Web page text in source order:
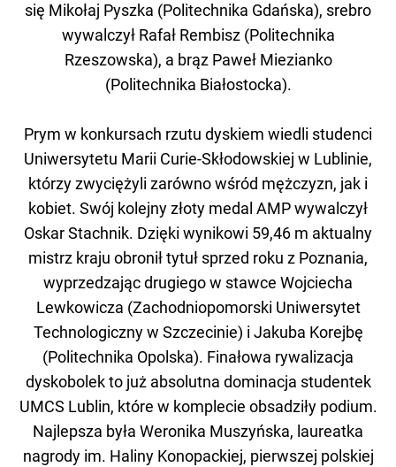
się Mikołaj Pyszka (Politechnika Gdańska), srebro
wywalczył Rafał Rembisz (Politechnika
Rzeszowska), a brąz Paweł Miezianko
(Politechnika Białostocka).
Prym w konkursach rzutu dyskiem wiedli studenci
Uniwersytetu Marii Curie-Skłodowskiej w Lublinie,
którzy zwyciężyli zarówno wśród mężczyzn, jak i
kobiet. Swój kolejny złoty medal AMP wywalczył
Oskar Stachnik. Dzięki wynikowi 59,46 m aktualny
mistrz kraju obronił tytuł sprzed roku z Poznania,
wyprzedzając drugiego w stawce Wojciecha
Lewkowicza (Zachodniopomorski Uniwersytet
Technologiczny w Szczecinie) i Jakuba Korejbę
(Politechnika Opolska). Finałowa rywalizacja
dyskobolek to już absolutna dominacja studentek
UMCS Lublin, które w komplecie obsadziły podium.
Najlepsza była Weronika Muszyńska, laureatka
nagrody im. Haliny Konopackiej, pierwszej polskiej